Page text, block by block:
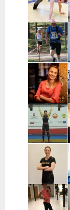
Oulu, Pohjois-
Pohjanmaa
Maria
Laumola |
Helsinki,
Vantaa,
Kerava
Pekka
Kauranen |
Pohjois-
Pohjanmaa
Kaisa
Poikajärvi |
Espoo
Jutta Selin |
Pirkanmaa
Noora Karme |
Espoo ja
Helsinki